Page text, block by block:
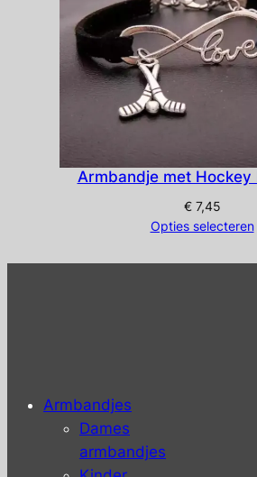
Armbandje met Hockey
€7,45
Opties selecteren
Armbandjes
Dames
armbandjes